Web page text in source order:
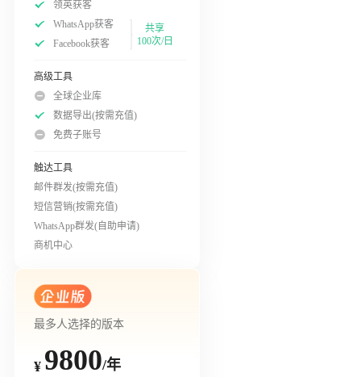
领英获客
WhatsApp获客
Facebook获客
共享
100次/日
高级工具
全球企业库
数据导出(按需充值)
免费子账号
触达工具
邮件群发(按需充值)
短信营销(按需充值)
WhatsApp群发(自助申请)
商机中心
最多人选择的版本
¥ 9800/年